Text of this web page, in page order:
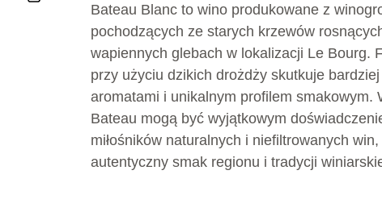
Bateau Blanc to wino produkowane z
pochodzących ze starych krzewów
wapiennych glebach w lokalizacji Le Bourg.
przy użyciu dzikich drożdży skutkuje bardziej
aromatami i unikalnym profilem smakowym.
Bateau mogą być wyjątkowym
miłośników naturalnych i niefiltrowanych
autentyczny smak regionu i tradycji